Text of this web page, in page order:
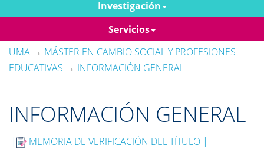
Investigación
Servicios
UMA → MÁSTER EN CAMBIO SOCIAL Y PROFESIONES
EDUCATIVAS → INFORMACIÓN GENERAL
INFORMACIÓN GENERAL
| MEMORIA DE VERIFICACIÓN DEL TÍTULO |